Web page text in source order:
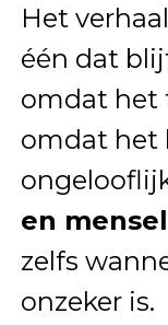
Het
één dat
omdat het
omdat het
en
zelfs
onzeker is.